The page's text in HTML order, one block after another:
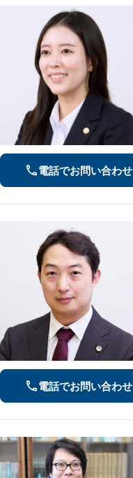
電話でお問い合わせ
電話でお問い合わせ